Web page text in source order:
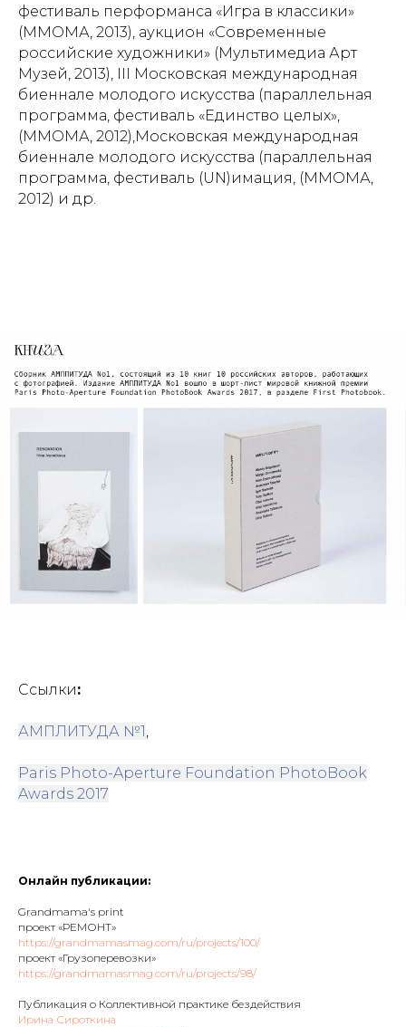
фестиваль перформанса «Игра в классики»
(ММОМА, 2013), аукцион «Современные
российские художники» (Мультимедиа Арт
Музей, 2013), III Московская международная
биеннале молодого искусства (параллельная
программа, фестиваль «Единство целых»,
(ММОМА, 2012),Московская международная
биеннале молодого искусства (параллельная
программа, фестиваль (UN)имация, (ММОМА,
2012) и др.
Ссылки:
АМПЛИТУДА №1,
Paris Photo-Aperture Foundation PhotoBook
Awards 2017
Онлайн публикации:
Grandmama's print
проект «РЕМОНТ»
https://grandmamasmag.com/ru/projects/100/
проект «Грузоперевозки»
https://grandmamasmag.com/ru/projects/98/
Публикация о Коллективной практике бездействия
Ирина Сироткина